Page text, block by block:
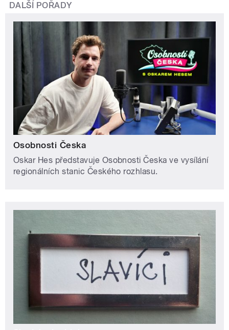
DALŠÍ POŘADY
Osobnosti Česka
Oskar Hes představuje Osobnosti Česka ve vysílání
regionálních stanic Českého rozhlasu.